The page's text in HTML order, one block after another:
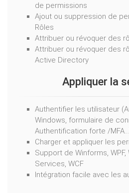
de permissions
Ajout ou suppression de
Rôles
Attribuer ou révoquer des
Attribuer ou révoquer des
Active Directory
Appliquer la
Authentifier les utilisateur
Windows, formulaire de
Authentification forte /
Charger et appliquer les
Support de Winforms,
Services, WCF
Intégration facile avec les